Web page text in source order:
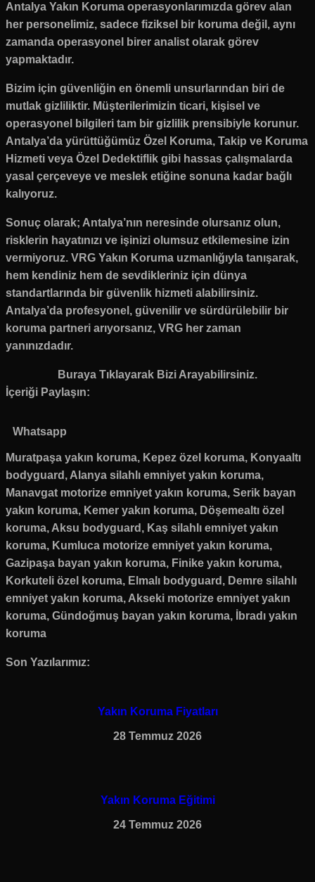
Antalya Yakın Koruma operasyonlarımızda görev alan
her personelimiz, sadece fiziksel bir koruma değil, aynı
zamanda operasyonel birer analist olarak görev
yapmaktadır.
Bizim için güvenliğin en önemli unsurlarından biri de
mutlak gizliliktir. Müşterilerimizin ticari, kişisel ve
operasyonel bilgileri tam bir gizlilik prensibiyle korunur.
Antalya’da yürüttüğümüz Özel Koruma, Takip ve Koruma
Hizmeti veya Özel Dedektiflik gibi hassas çalışmalarda
yasal çerçeveye ve meslek etiğine sonuna kadar bağlı
kalıyoruz.
Sonuç olarak; Antalya’nın neresinde olursanız olun,
risklerin hayatınızı ve işinizi olumsuz etkilemesine izin
vermiyoruz. VRG Yakın Koruma uzmanlığıyla tanışarak,
hem kendiniz hem de sevdikleriniz için dünya
standartlarında bir güvenlik hizmeti alabilirsiniz.
Antalya’da profesyonel, güvenilir ve sürdürülebilir bir
koruma partneri arıyorsanız, VRG her zaman
yanınızdadır.
Buraya Tıklayarak Bizi Arayabilirsiniz.
İçeriği Paylaşın:
Whatsapp
Muratpaşa yakın koruma, Kepez özel koruma, Konyaaltı
bodyguard, Alanya silahlı emniyet yakın koruma,
Manavgat motorize emniyet yakın koruma, Serik bayan
yakın koruma, Kemer yakın koruma, Döşemealtı özel
koruma, Aksu bodyguard, Kaş silahlı emniyet yakın
koruma, Kumluca motorize emniyet yakın koruma,
Gazipaşa bayan yakın koruma, Finike yakın koruma,
Korkuteli özel koruma, Elmalı bodyguard, Demre silahlı
emniyet yakın koruma, Akseki motorize emniyet yakın
koruma, Gündoğmuş bayan yakın koruma, İbradı yakın
koruma
Son Yazılarımız:
Yakın Koruma Fiyatları
28 Temmuz 2026
Yakın Koruma Eğitimi
24 Temmuz 2026